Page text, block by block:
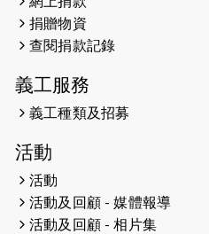
2026-04-25
2026-04-24
2026-04-23
2026-04-19
2026-04-16
猛龍長跑隊
（19:00開始
捐贈物資
查閱捐款記錄
義工服務
義工種類及招募
活動
活動
活動及回顧 - 媒體報導
活動及回顧 - 相片集